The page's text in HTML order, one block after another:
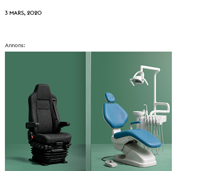
3 MARS, 2020
Annons: